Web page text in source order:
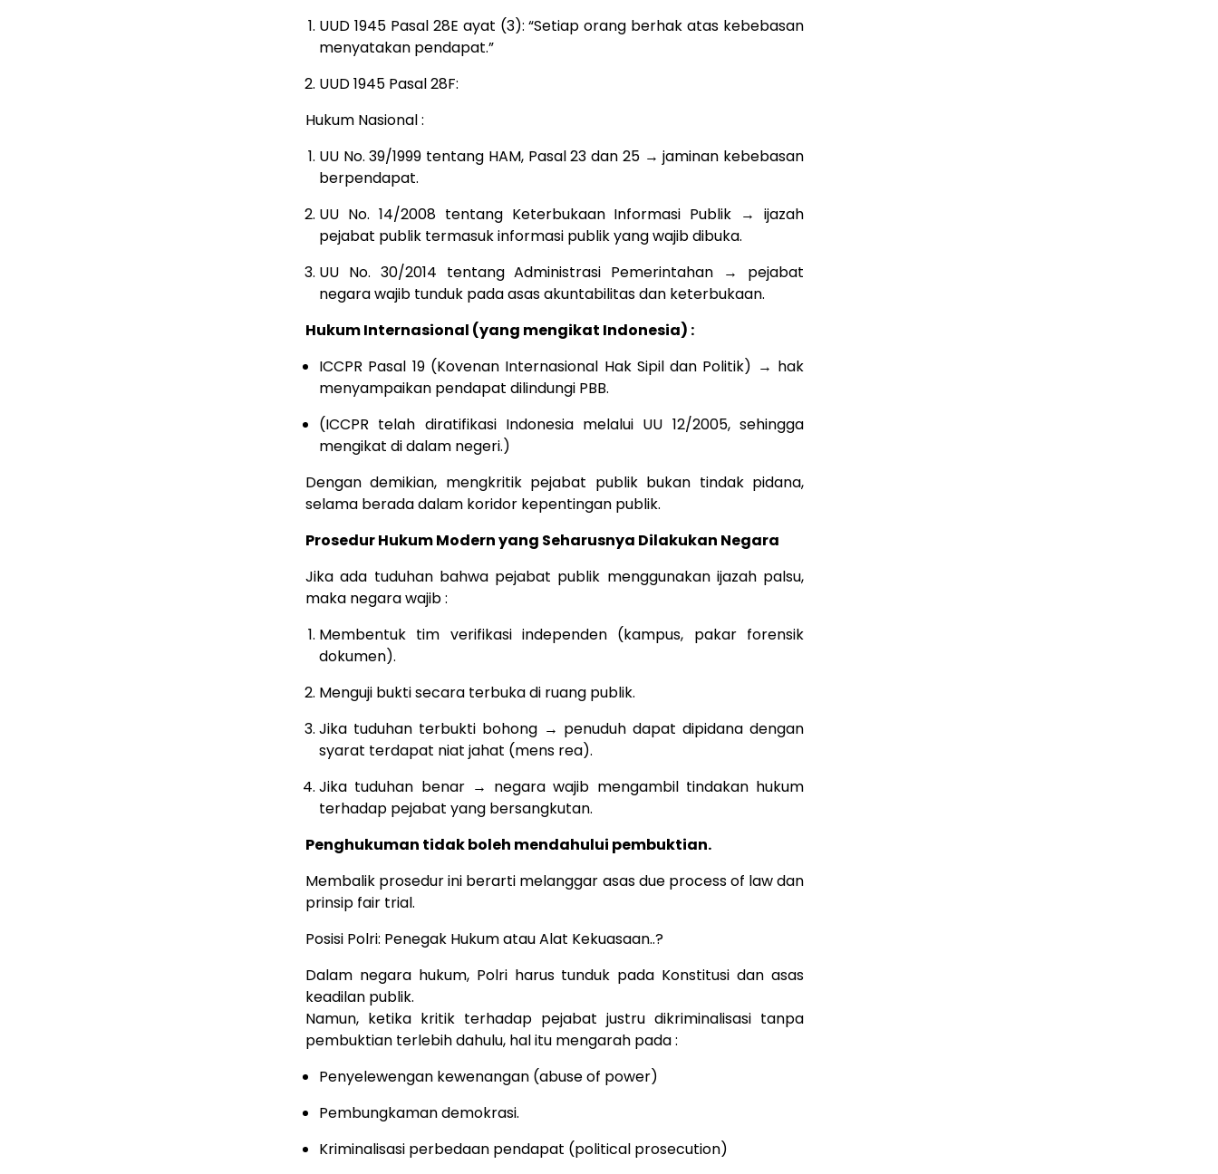
UUD 1945 Pasal 28E ayat (3): “Setiap orang berhak atas kebebasan
menyatakan pendapat.”
UUD 1945 Pasal 28F:
Hukum Nasional :
UU No. 39/1999 tentang HAM, Pasal 23 dan 25 → jaminan kebebasan
berpendapat.
UU No. 14/2008 tentang Keterbukaan Informasi Publik → ijazah
pejabat publik termasuk informasi publik yang wajib dibuka.
UU No. 30/2014 tentang Administrasi Pemerintahan → pejabat
negara wajib tunduk pada asas akuntabilitas dan keterbukaan.
Hukum Internasional (yang mengikat Indonesia) :
ICCPR Pasal 19 (Kovenan Internasional Hak Sipil dan Politik) → hak
menyampaikan pendapat dilindungi PBB.
(ICCPR telah diratifikasi Indonesia melalui UU 12/2005, sehingga
mengikat di dalam negeri.)
Dengan demikian, mengkritik pejabat publik bukan tindak pidana,
selama berada dalam koridor kepentingan publik.
Prosedur Hukum Modern yang Seharusnya Dilakukan Negara
Jika ada tuduhan bahwa pejabat publik menggunakan ijazah palsu,
maka negara wajib :
Membentuk tim verifikasi independen (kampus, pakar forensik
dokumen).
Menguji bukti secara terbuka di ruang publik.
Jika tuduhan terbukti bohong → penuduh dapat dipidana dengan
syarat terdapat niat jahat (mens rea).
Jika tuduhan benar → negara wajib mengambil tindakan hukum
terhadap pejabat yang bersangkutan.
Penghukuman tidak boleh mendahului pembuktian.
Membalik prosedur ini berarti melanggar asas due process of law dan
prinsip fair trial.
Posisi Polri: Penegak Hukum atau Alat Kekuasaan..?
Dalam negara hukum, Polri harus tunduk pada Konstitusi dan asas
keadilan publik.
Namun, ketika kritik terhadap pejabat justru dikriminalisasi tanpa
pembuktian terlebih dahulu, hal itu mengarah pada :
Penyelewengan kewenangan (abuse of power)
Pembungkaman demokrasi.
Kriminalisasi perbedaan pendapat (political prosecution)